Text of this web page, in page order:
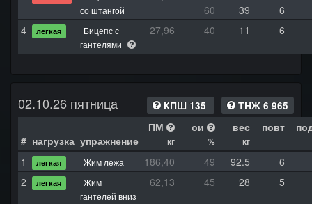
со штангой
60
39
6
4
легкая
Бицепс с
гантелями
27,96 40 11 6
02.10.26 пятница КПШ 135 ТНЖ 6 965
# нагрузка упражнение
ПМ
кг
ои
%
вес
кг
повт
1 легкая Жим лежа 186,40 49 92.5
6
2
легкая
Жим
гантелей вниз
62,13 45 28 5